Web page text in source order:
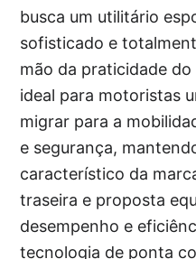
busca um utilitário
sofisticado e
mão da praticidade do
ideal para motoristas
migrar para a
e segurança,
característico da
traseira e proposta
desempenho e
tecnologia de ponta